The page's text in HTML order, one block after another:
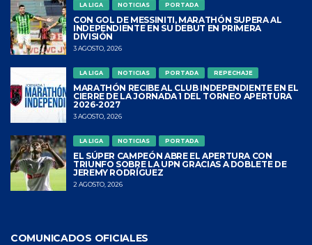
LA LIGA NOTICIAS PORTADA
CON GOL DE MESSINITI, MARATHÓN SUPERA AL
INDEPENDIENTE EN SU DEBUT EN PRIMERA
DIVISIÓN
3 AGOSTO, 2026
LA LIGA NOTICIAS PORTADA REPECHAJE
MARATHÓN RECIBE AL CLUB INDEPENDIENTE EN EL
CIERRE DE LA JORNADA 1 DEL TORNEO APERTURA
2026-2027
3 AGOSTO, 2026
LA LIGA NOTICIAS PORTADA
EL SÚPER CAMPEÓN ABRE EL APERTURA CON
TRIUNFO SOBRE LA UPN GRACIAS A DOBLETE DE
JEREMY RODRÍGUEZ
2 AGOSTO, 2026
COMUNICADOS OFICIALES